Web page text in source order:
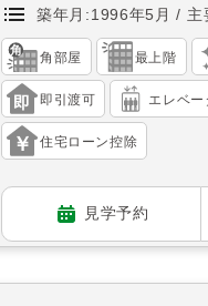
築年月:1996年5月 主
角部屋 最上階
即引渡可 エレベー
住宅ローン控除
見学予約